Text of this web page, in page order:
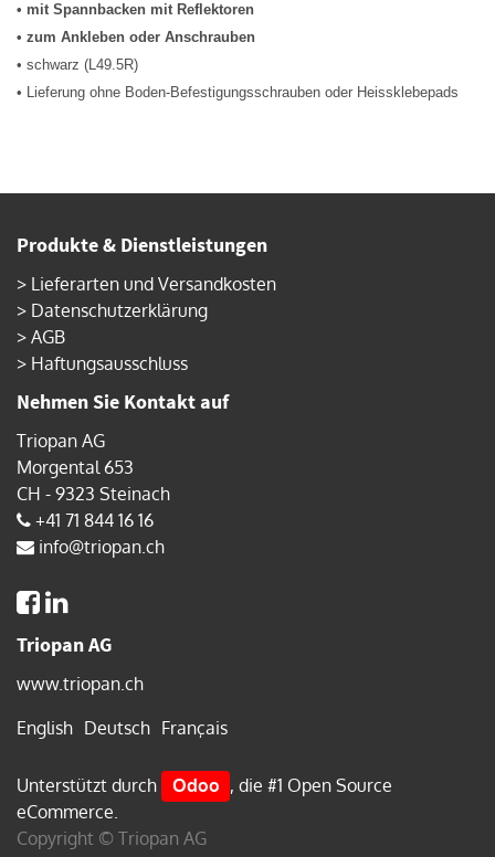
• mit Spannbacken mit Reflektoren
• zum Ankleben oder Anschrauben
• schwarz (L49.5R)
• Lieferung ohne Boden-Befestigungsschrauben oder Heissklebepads
Produkte & Dienstleistungen
> Lieferarten und Versandkosten
> Datenschutzerklärung
> AGB
> Haftungsausschluss
Nehmen Sie Kontakt auf
Triopan AG
Morgental 653
CH - 9323 Steinach
+41 71 844 16 16
info@triopan.ch
Triopan AG
www.triopan.ch
English Deutsch Français
Unterstützt durch Odoo , die #1 Open Source
eCommerce.
Copyright © Triopan AG